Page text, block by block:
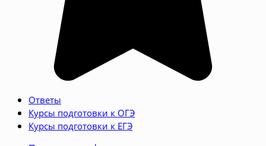
Ответы
Курсы подготовки к ОГЭ
Курсы подготовки к ЕГЭ